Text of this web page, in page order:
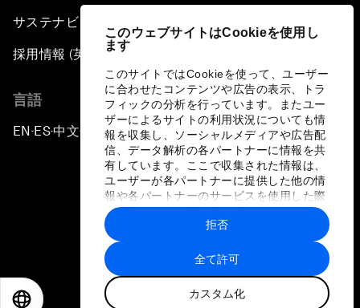
このウェブサイトはCookieを使用し
ます
このサイトではCookieを使って、ユーザー
に合わせたコンテンツや広告の表示、トラ
フィックの分析を行っています。またユー
ザーによるサイトの利用状況についても情
報を収集し、ソーシャルメディアや広告配
信、データ解析の各パートナーに情報を共
有しています。ここで収集された情報は、
ユーザーが各パートナーに提供した他の情
報や各パートナーのサービスを使用した際
に収集された情報と組み合わされ、各パー
トナーによって使用されることがありま
す。
全て許可
カスタム化
拒否
サステナビリティへの取り組み
採用情報 (英語のみ)
言語
EN ▪ES▪中文▪ 日本語
プライバシーポリシーと利用規約
サイトマップ
©
世界経済フォーラム